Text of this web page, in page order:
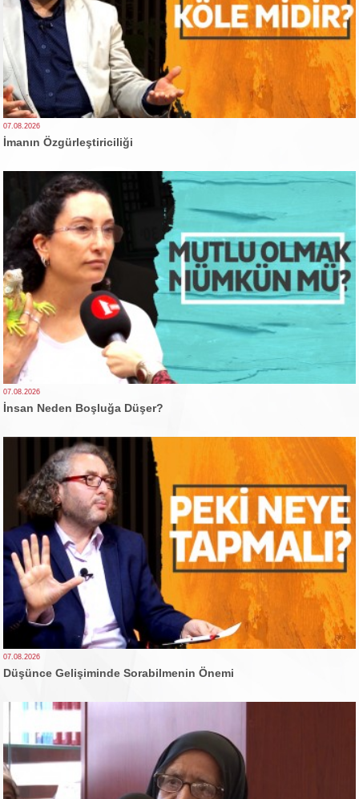
07.08.2026
İmanın Özgürleştiriciliği
07.08.2026
İnsan Neden Boşluğa Düşer?
07.08.2026
Düşünce Gelişiminde Sorabilmenin Önemi